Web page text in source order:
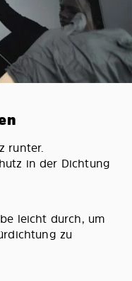
runter.
in der Dichtung
leicht durch, um
zu